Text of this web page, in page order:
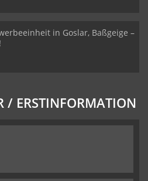
in Goslar, Baßgeige –
/ ERSTINFORMATION